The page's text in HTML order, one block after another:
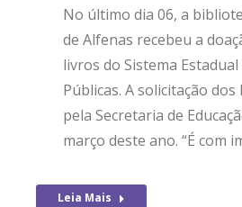
No último dia 06, a
de Alfenas recebeu a
livros do Sistema
Públicas. A solicitação
pela Secretaria de
março deste ano. “É com
Leia Mais